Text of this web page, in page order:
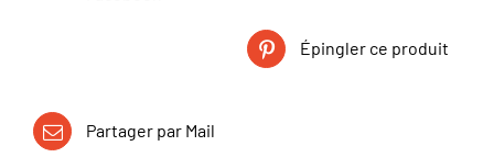
Épingler ce produit
Partager par Mail